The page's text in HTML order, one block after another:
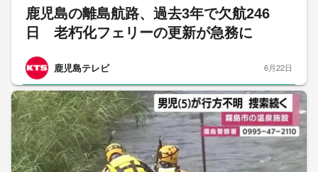
鹿児島の離島航路、過去3年で欠航246
日 老朽化フェリーの更新が急務に
鹿児島テレビ 6月22日